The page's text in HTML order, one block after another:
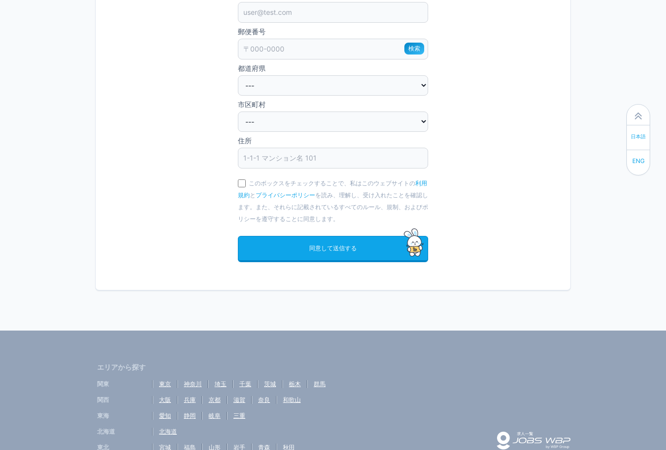
郵便番号
検索
都道府県
市区町村
住所
このボックスをチェックすることで、私はこのウェブサイトの利用
規約と プライバシーポリシーを読み、理解し、受け入れたことを確認し
ます。また、それらに記載されているすべてのルール、規制、およびポ
リシーを遵守することに同意します。
同意して送信する
日本語
ENG
エリアから探す
関東 東京 神奈川 埼玉 千葉 茨城 栃木 群馬
関西 大阪 兵庫 京都 滋賀 奈良 和歌山
東海 愛知 静岡 岐阜 三重
北海道 北海道
東北 宮城 福島 山形 岩手 青森 秋田